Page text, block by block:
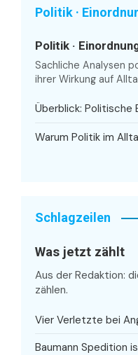
Politik ·
Politik ·
Sachliche Analysen
ihrer Wirkung auf
Überblick: Politische
Warum Politik im
Schlagzeilen
Was jetzt zählt
Aus der Redaktion:
zählen.
Vier Verletzte bei
Baumann Spedition